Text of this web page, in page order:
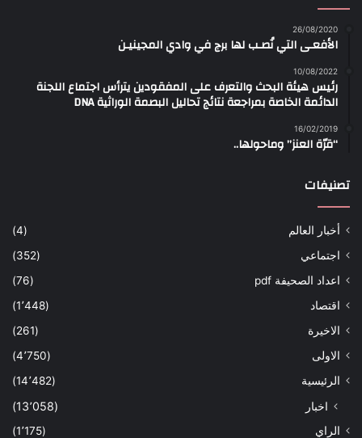
26/08/2020
الأفعـى التي نُصـب لها برج في وادي المجينيـن
10/08/2022
رئيس هيئة البحث والتعرف على المفقودين يترأس اجتماع اللجنة
الدائمة الخاصة بمراجعة نتائج تحاليل البصمة الوراثية DNA
16/02/2019
“قرّة العنز” وماحولها..
تصنيفات
أخبار العالم
(4)
اجتماعي
(352)
اعداد الصحيفة pdf
(76)
اقتصاد
(1٬448)
الاخيرة
(261)
الاولى
(4٬750)
الرئيسية
(14٬482)
اخبار (13٬058)
الراي
(1٬175)